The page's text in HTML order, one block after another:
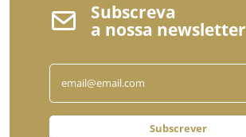
Subscreva
a nossa newsletter
Subscrever